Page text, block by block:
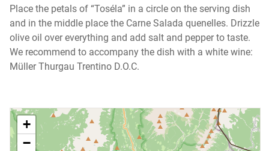
Place the petals of “Toséla” in a circle on the serving dish
and in the middle place the Carne Salada quenelles. Drizzle
olive oil over everything and add salt and pepper to taste.
We recommend to accompany the dish with a white wine:
Müller Thurgau Trentino D.O.C.
+
−